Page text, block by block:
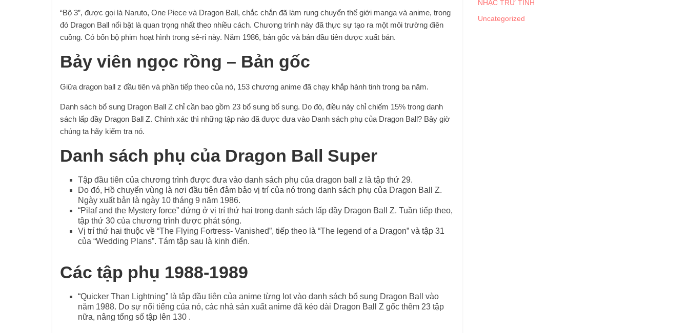
“Bộ 3”, được gọi là Naruto, One Piece và Dragon Ball, chắc chắn đã làm rung chuyển thế giới manga và anime, trong
đó Dragon Ball nổi bật là quan trọng nhất theo nhiều cách. Chương trình này đã thực sự tạo ra một môi trường điên
cuồng. Có bốn bộ phim hoạt hình trong sê-ri này. Năm 1986, bản gốc và bản đầu tiên được xuất bản.
Bảy viên ngọc rồng – Bản gốc
Giữa dragon ball z đầu tiên và phần tiếp theo của nó, 153 chương anime đã chạy khắp hành tinh trong ba năm.
Danh sách bổ sung Dragon Ball Z chỉ cần bao gồm 23 bổ sung bổ sung. Do đó, điều này chỉ chiếm 15% trong danh
sách lấp đầy Dragon Ball Z. Chính xác thì những tập nào đã được đưa vào Danh sách phụ của Dragon Ball? Bây giờ
chúng ta hãy kiểm tra nó.
Danh sách phụ của Dragon Ball Super
Tập đầu tiên của chương trình được đưa vào danh sách phụ của dragon ball z là tập thứ 29.
Do đó, Hồ chuyển vùng là nơi đầu tiên đảm bảo vị trí của nó trong danh sách phụ của Dragon Ball Z.
Ngày xuất bản là ngày 10 tháng 9 năm 1986.
“Pilaf and the Mystery force” đứng ở vị trí thứ hai trong danh sách lấp đầy Dragon Ball Z. Tuần tiếp theo,
tập thứ 30 của chương trình được phát sóng.
Vị trí thứ hai thuộc về “The Flying Fortress- Vanished”, tiếp theo là “The legend of a Dragon” và tập 31
của “Wedding Plans”. Tám tập sau là kinh điển.
Các tập phụ 1988-1989
“Quicker Than Lightning” là tập đầu tiên của anime từng lọt vào danh sách bổ sung Dragon Ball vào
năm 1988. Do sự nổi tiếng của nó, các nhà sản xuất anime đã kéo dài Dragon Ball Z gốc thêm 23 tập
nữa, nâng tổng số tập lên 130 .
NHẠC TRỮ TÌNH
Uncategorized